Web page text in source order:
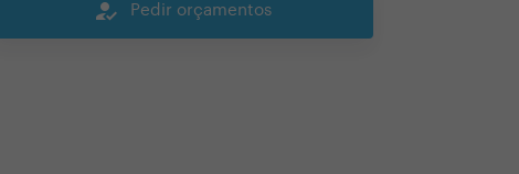
how_to_reg Pedir orçamentos